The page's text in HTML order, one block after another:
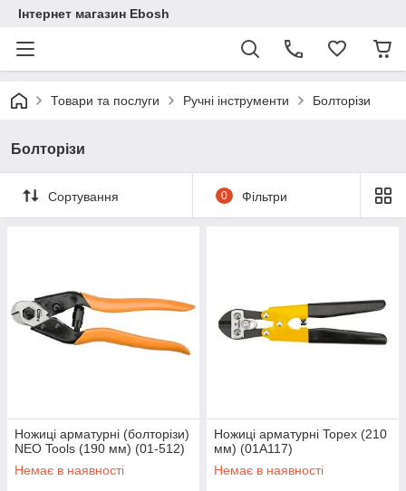
Інтернет магазин Ebosh
Товари та послуги Ручні інструменти Болторізи
Болторізи
Сортування 0 Фільтри
Ножиці арматурні (болторізи)
NEO Tools (190 мм) (01-512)
Немає в наявності
Ножиці арматурні Topex (210
мм) (01A117)
Немає в наявності